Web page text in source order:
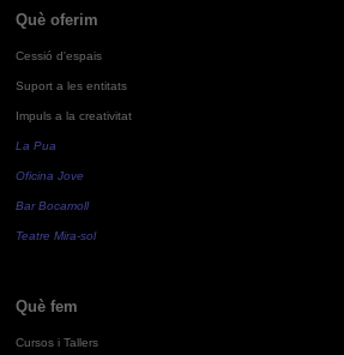
Què oferim
Cessió d'espais
Suport a les entitats
Impuls a la creativitat
La Pua
Oficina Jove
Bar Bocamoll
Teatre Mira-sol
Què fem
Cursos i Tallers